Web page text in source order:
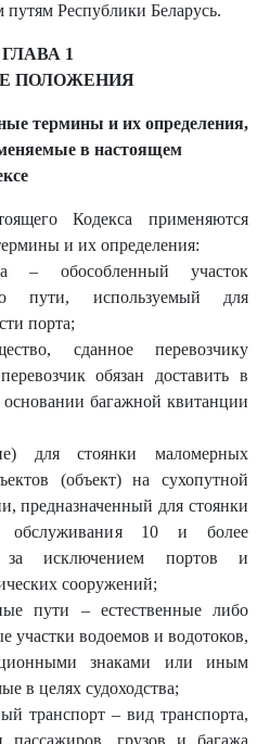
Республики Беларусь.
ГЛАВА 1
ПОЛОЖЕНИЯ
термины и их определения,
в настоящем
Кодекса применяются
и их определения:
– обособленный участок
пути, используемый для
порта;
сданное перевозчику
обязан доставить в
багажной квитанции
для стоянки маломерных
(объект) на сухопутной
предназначенный для стоянки
10 и более
за исключением портов и
сооружений;
пути – естественные либо
участки водоемов и водотоков,
знаками или иным
в целях судоходства;
транспорт – вид транспорта,
пассажиров, грузов и багажа